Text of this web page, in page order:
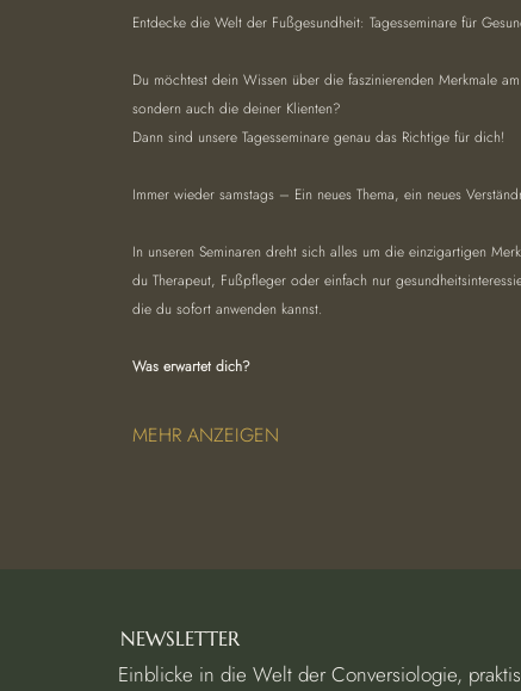
Entdecke die Welt der Fußgesundheit: Tagesseminare für
Du möchtest dein Wissen über die faszinierenden Merkmale
sondern auch die deiner Klienten?
Dann sind unsere Tagesseminare genau das Richtige für dich!
Immer wieder samstags – Ein neues Thema, ein neues
In unseren Seminaren dreht sich alles um die einzigartigen
du Therapeut, Fußpfleger oder einfach nur
die du sofort anwenden kannst.
Was erwartet dich?
MEHR ANZEIGEN
NEWSLETTER
Einblicke in die Welt der Conversiologie,